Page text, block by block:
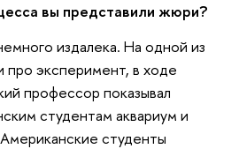
вы представили жюри?
издалека. На одной из
про эксперимент, в ходе
профессор показывал
студентам аквариум и
студенты